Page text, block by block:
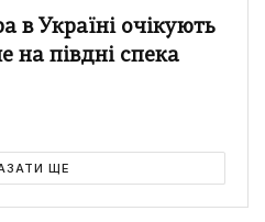
в Україні очікують
на півдні спека
ЩЕ